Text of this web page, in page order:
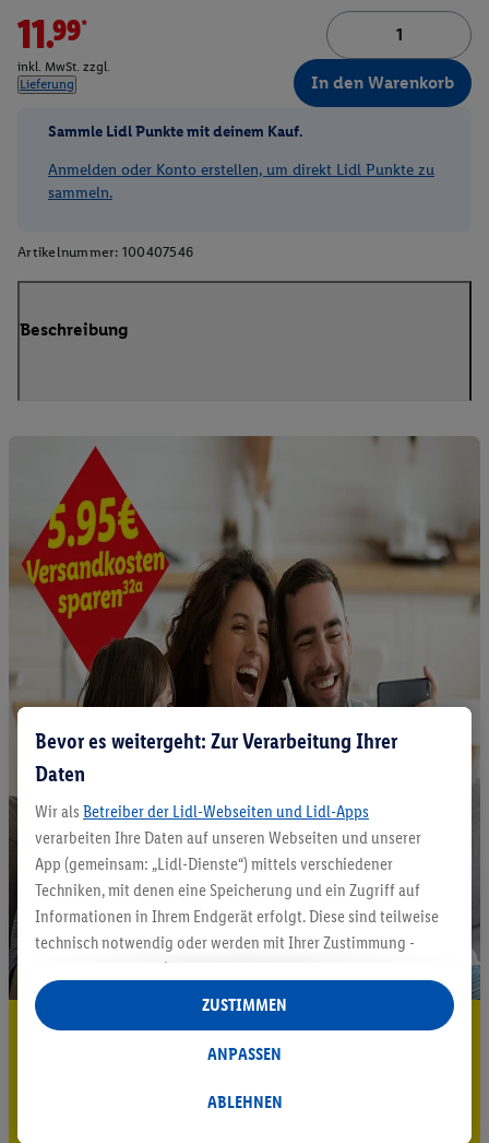
11.99*
inkl. MwSt. zzgl.
Lieferung
In den Warenkorb
Sammle Lidl Punkte mit deinem Kauf.
Anmelden oder Konto erstellen, um direkt Lidl Punkte zu
sammeln.
Artikelnummer: 100407546
Beschreibung
5.95 € Versand sparen³²ᵃ
Bevor es weitergeht: Zur Verarbeitung Ihrer
Daten
Wir als Betreiber der Lidl-Webseiten und Lidl-Apps
verarbeiten Ihre Daten auf unseren Webseiten und unserer
App (gemeinsam: „Lidl-Dienste“) mittels verschiedener
Techniken, mit denen eine Speicherung und ein Zugriff auf
Informationen in Ihrem Endgerät erfolgt. Diese sind teilweise
technisch notwendig oder werden mit Ihrer Zustimmung -
auch durch Partner (u.a.
Verantwortliche; im Zusammenhang mit dem IAB TCF
insgesamt
Statistik-Erstellung oder für personalisierte Werbung
Datenverarbeitungen für personalisierte Werbung werden
ABLEHNEN
ANPASSEN
ZUSTIMMEN